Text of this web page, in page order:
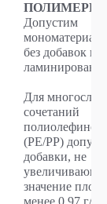
ПОЛИМЕРЫ
Допустим
мономатериал
без добавок и
Для
сочетаний
полиолефинов
(PE/PP)
добавки, не
значение